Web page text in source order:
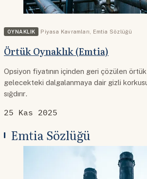
OYNAKLIK Piyasa Kavramları Emtia Sözlüğü
Örtük Oynaklık (Emtia)
Opsiyon fiyatının içinden geri çözülen örtük
gelecekteki dalgalanmaya dair gizli
sığdırır.
25 Kas 2025
Emtia Sözlüğü